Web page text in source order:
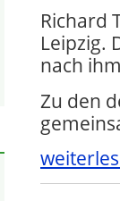
Richard
Leipzig.
nach
Zu den